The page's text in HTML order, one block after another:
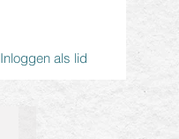
Inloggen als lid